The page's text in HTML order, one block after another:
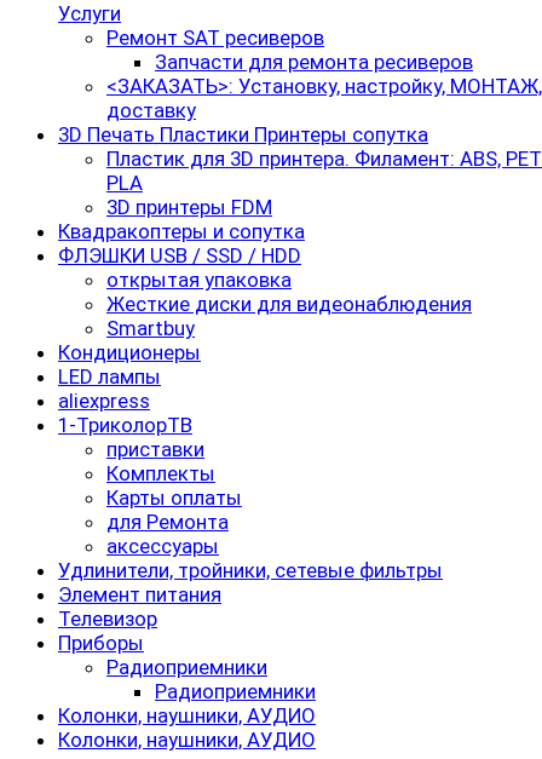
Услуги
Ремонт SAT ресиверов
Запчасти для ремонта ресиверов
<ЗАКАЗАТЬ>: Установку, настройку, МОНТАЖ,
доставку
3D Печать Пластики Принтеры сопутка
Пластик для 3D принтера. Филамент: ABS,
PLA
3D принтеры FDM
Квадракоптеры и сопутка
ФЛЭШКИ USB / SSD / HDD
открытая упаковка
Жесткие диски для видеонаблюдения
Smartbuy
Кондиционеры
LED лампы
aliexpress
1-ТриколорТВ
приставки
Комплекты
Карты оплаты
для Ремонта
аксессуары
Удлинители, тройники, сетевые фильтры
Элемент питания
Телевизор
Приборы
Радиоприемники
Радиоприемники
Колонки, наушники, АУДИО
Колонки, наушники, АУДИО